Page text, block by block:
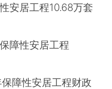
安居工程10.68万套
障性安居工程
障性安居工程财政